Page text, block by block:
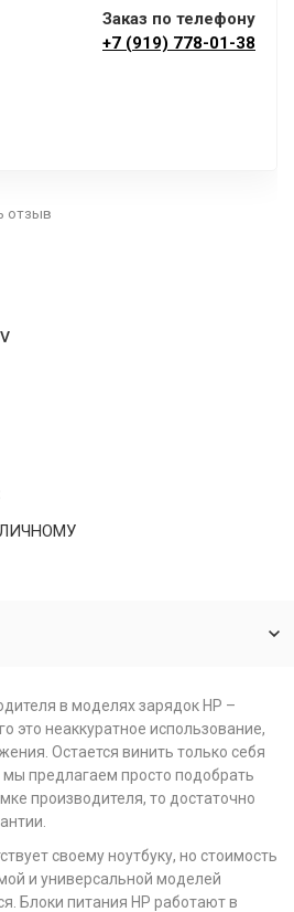
Заказ по телефону
+7 (919) 778-01-38
отзыв
в моделях зарядок НР –
это неаккуратное использование,
Остается винить только себя
предлагаем просто подобрать
производителя, то достаточно
своему ноутбуку, но стоимость
и универсальной моделей
Блоки питания НР работают в